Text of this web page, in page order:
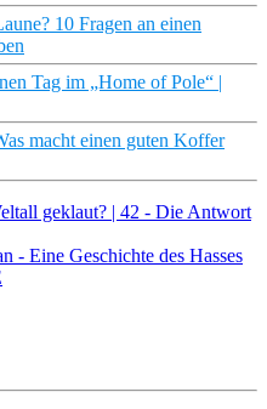
10 Fragen an einen
Tag im „Home of Pole“ |
macht einen guten Koffer
geklaut? | 42 - Die Antwort
- Eine Geschichte des Hasses